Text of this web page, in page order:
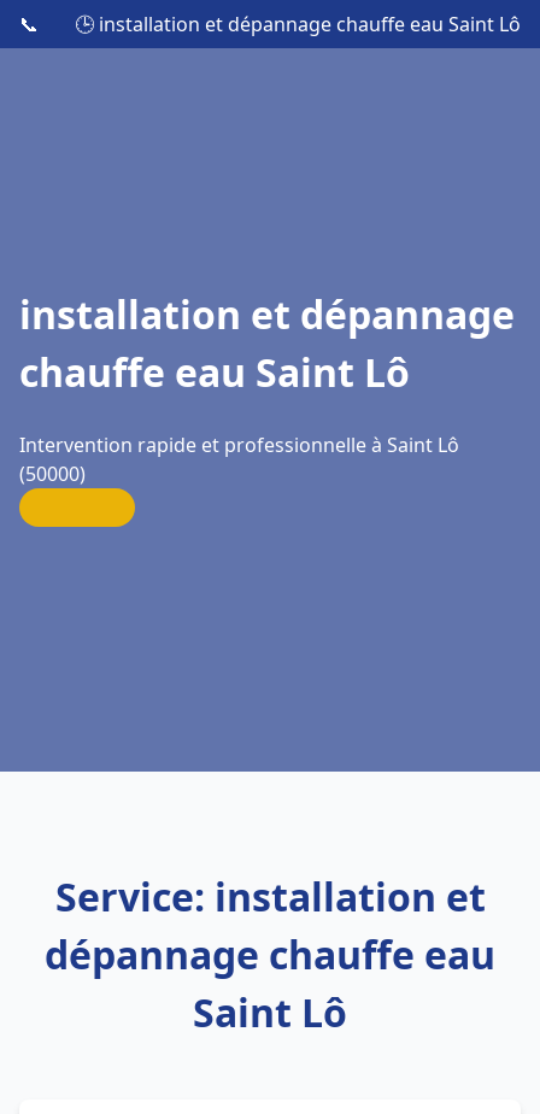
📞 🕒 installation et dépannage chauffe eau Saint Lô
installation et dépannage
chauffe eau Saint Lô
Intervention rapide et professionnelle à Saint Lô
(50000)
Service: installation et
dépannage chauffe eau
Saint Lô